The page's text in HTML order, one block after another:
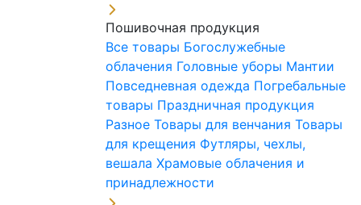
Пошивочная продукция
Все товары Богослужебные
облачения Головные уборы Мантии
Повседневная одежда Погребальные
товары Праздничная продукция
Разное Товары для венчания Товары
для крещения Футляры, чехлы,
вешала Храмовые облачения и
принадлежности